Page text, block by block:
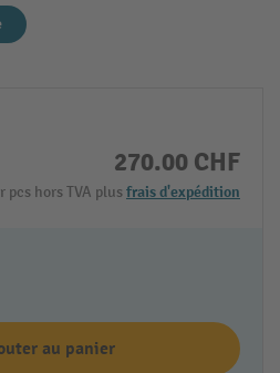
270.00 CHF
pcs hors TVA plus frais d'expédition
au panier